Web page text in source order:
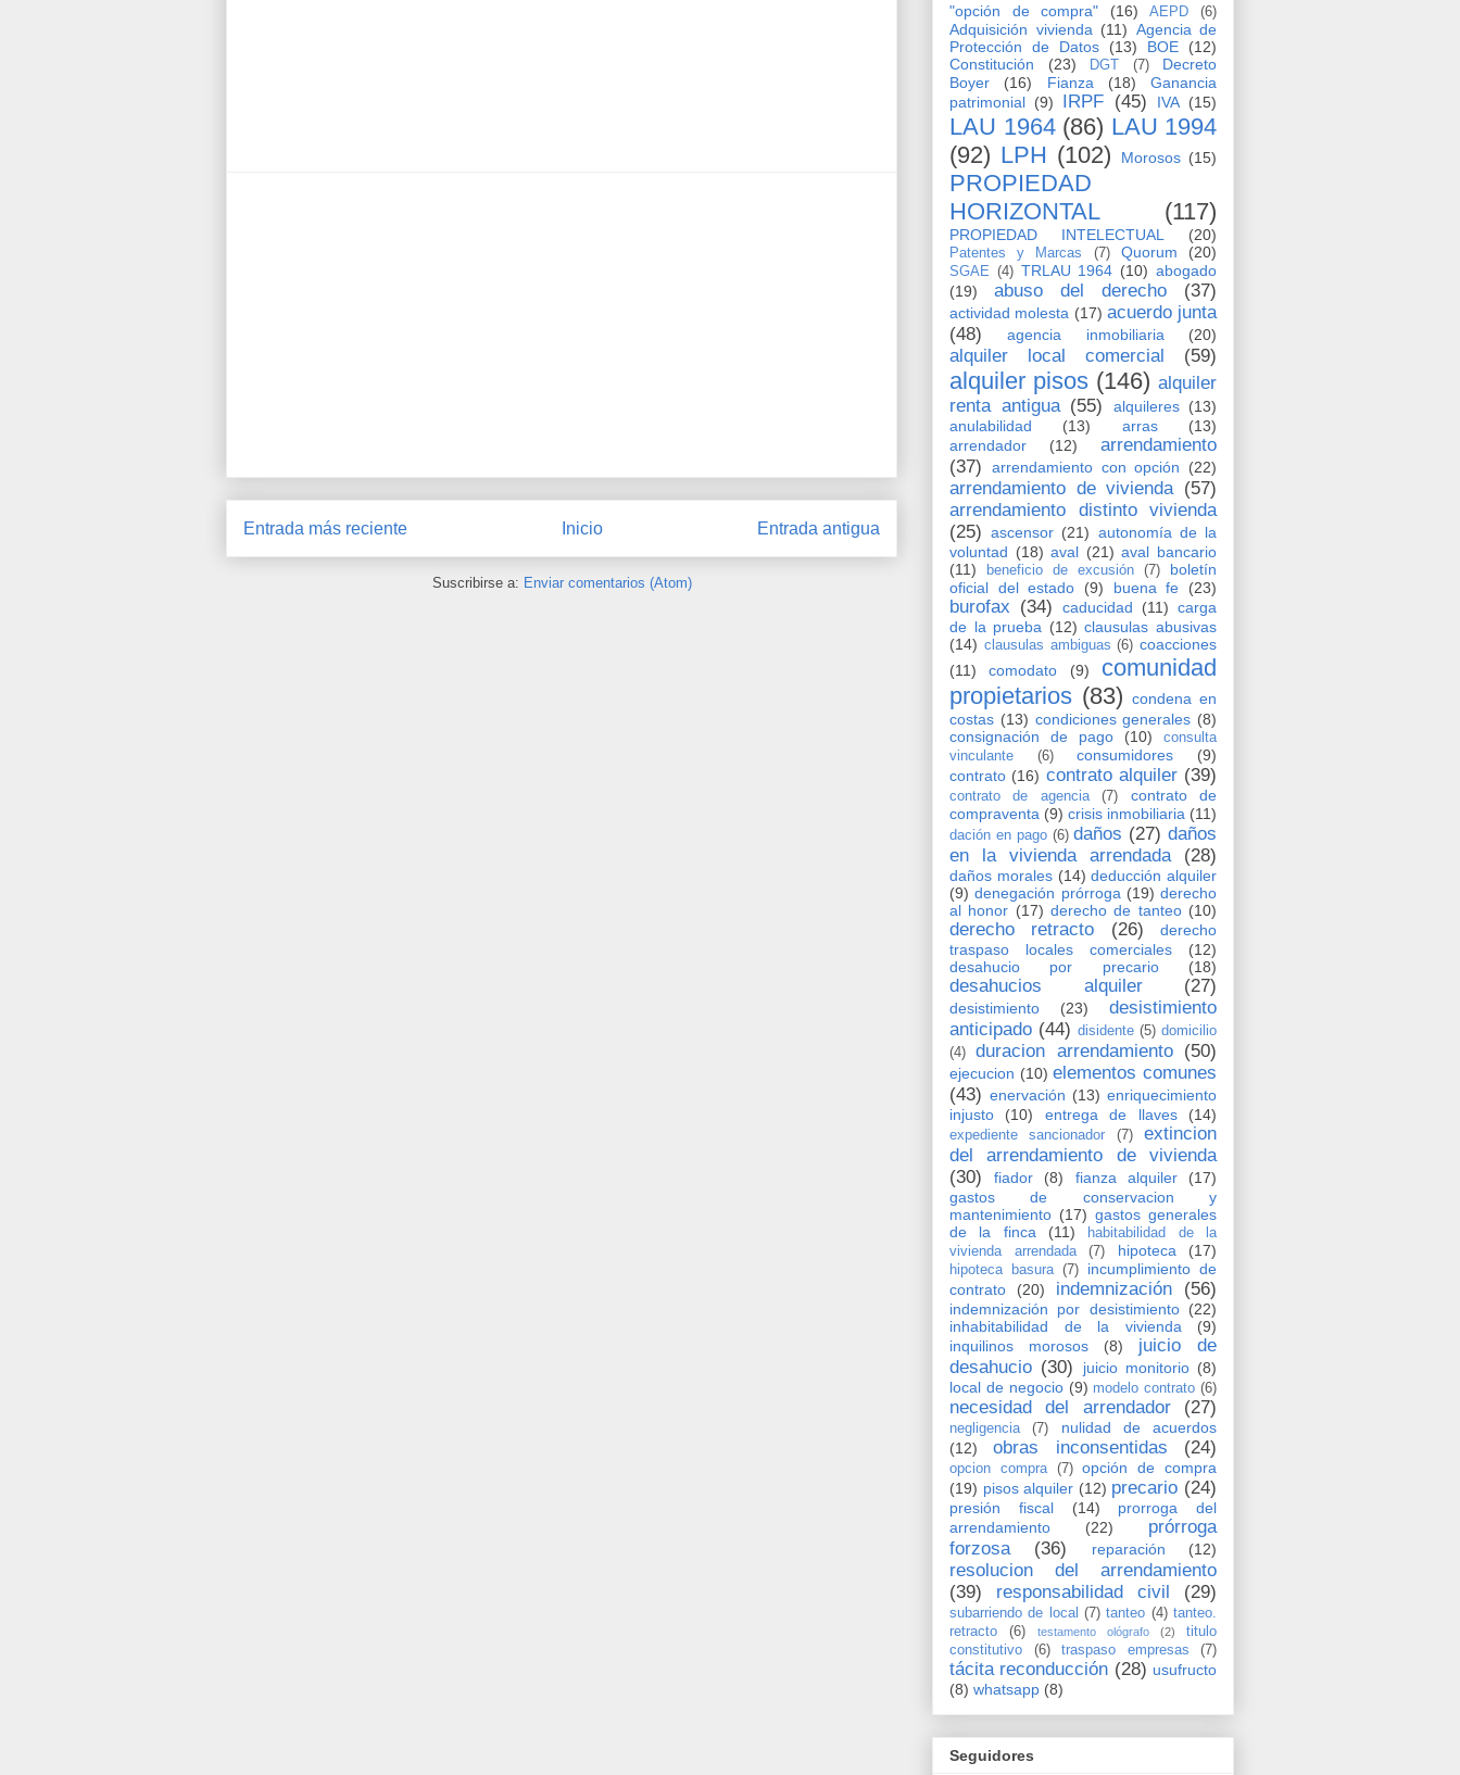
Entrada más reciente Entrada antigua
Inicio
Suscribirse a: Enviar comentarios (Atom)
"opción de compra"
(16) AEPD (6)
Adquisición vivienda (11) Agencia de
Protección de Datos
(13) BOE
(12)
Constitución
(23) DGT (7)
Decreto
Boyer
(16) Fianza (18)
Ganancia
patrimonial (9) IRPF (45) IVA (15)
LAU 1964 (86) LAU 1994
(92) LPH (102) Morosos (15)
PROPIEDAD
HORIZONTAL
(117)
PROPIEDAD INTELECTUAL (20)
Patentes y Marcas (7) Quorum (20)
SGAE (4) TRLAU 1964 (10) abogado
(19)
abuso del derecho (37)
actividad molesta (17) acuerdo junta
(48)
agencia inmobiliaria (20)
alquiler local comercial (59)
alquiler pisos (146) alquiler
renta antigua (55) alquileres (13)
anulabilidad
(13) arras
(13)
arrendador
(12)
arrendamiento
(37)
arrendamiento con opción (22)
arrendamiento de vivienda (57)
arrendamiento distinto vivienda
(25) ascensor (21) autonomía de la
voluntad (18) aval (21) aval bancario
(11)
beneficio de excusión (7)
boletín
oficial del estado
(9) buena fe (23)
burofax (34) caducidad (11) carga
de la prueba (12) clausulas abusivas
(14) clausulas ambiguas (6) coacciones
(11)
comodato (9)
comunidad
propietarios (83) condena en
costas (13) condiciones generales (8)
consignación de pago
(10)
consulta
vinculante
(6) consumidores
(9)
contrato (16) contrato alquiler (39)
contrato de agencia (7)
contrato de
compraventa (9) crisis inmobiliaria (11)
dación en pago (6) daños (27) daños
en la vivienda arrendada
(28)
daños morales (14) deducción alquiler
(9) denegación prórroga (19) derecho
al honor (17) derecho de tanteo (10)
derecho retracto (26)
derecho
traspaso locales comerciales
(12)
desahucio por precario
(18)
desahucios alquiler (27)
desistimiento (23)
desistimiento
anticipado (44) disidente (5) domicilio
(4)
duracion arrendamiento (50)
ejecucion (10) elementos comunes
(43) enervación (13) enriquecimiento
injusto
(10) entrega de llaves (14)
expediente sancionador (7)
extincion
del arrendamiento de vivienda
(30)
fiador (8) fianza alquiler
(17)
gastos de conservacion y
mantenimiento (17) gastos generales
de la finca
(11)
habitabilidad de la
vivienda arrendada
(7) hipoteca (17)
hipoteca basura (7)
incumplimiento de
contrato
(20) indemnización (56)
indemnización por desistimiento (22)
inhabitabilidad de la vivienda
(9)
inquilinos morosos
(8)
juicio de
desahucio (30) juicio monitorio (8)
local de negocio (9) modelo contrato (6)
necesidad del arrendador (27)
negligencia (7)
nulidad de acuerdos
(12)
obras inconsentidas (24)
opcion compra (7)
opción de compra
(19) pisos alquiler (12) precario (24)
presión fiscal (14)
prorroga del
arrendamiento
(22)
prórroga
forzosa
(36) reparación (12)
resolucion del arrendamiento
(39)
responsabilidad civil (29)
subarriendo de local (7) tanteo (4) tanteo.
retracto
(6) testamento ológrafo (2)
titulo
constitutivo
(6) traspaso empresas (7)
tácita reconducción (28) usufructo
(8) whatsapp (8)
Seguidores